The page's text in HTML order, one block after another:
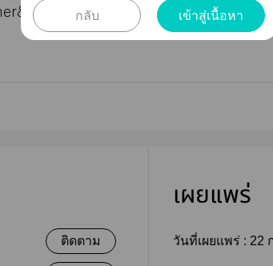
ติดตาม
เผยแพร่
วันที่เผยแพร่ : 22
กลับ เข้าสู่เนื้อหา